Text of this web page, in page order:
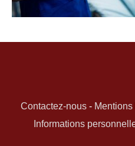
Contactez-nous-
Informations